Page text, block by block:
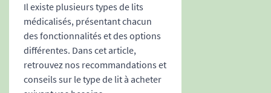
Il existe plusieurs types de lits
médicalisés, présentant chacun
des fonctionnalités et des options
différentes. Dans cet article,
retrouvez nos recommandations et
conseils sur le type de lit à acheter